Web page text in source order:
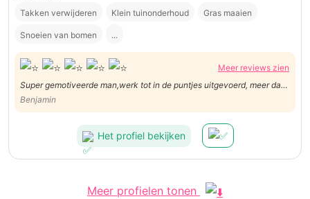
Takken verwijderen Klein tuinonderhoud Gras maaien
Snoeien van bomen ...
Meer reviews zien
Super gemotiveerde man,werk tot in de puntjes uitgevoerd, meer dan
voor herhaling vatbaar
Benjamin
Het profiel bekijken
Meer profielen tonen